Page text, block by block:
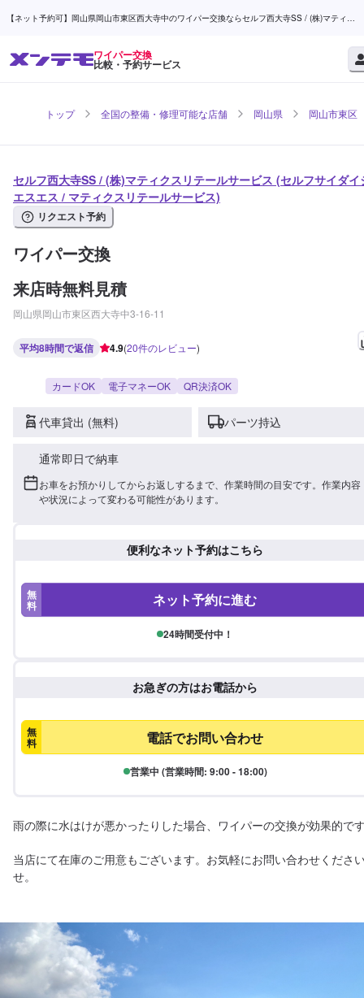
【ネット予約可】岡山県岡山市東区西大寺中のワイパー交換ならセルフ西大寺SS / (株)マティク
ワイパー交換
比較・予約サービス
トップ 全国の整備・修理可能な店舗 岡山県 岡山市東区
セルフ西大寺SS / (株)マティクスリテールサービス (セルフサイダイ
エスエス / マティクスリテールサービス)
リクエスト予約
ワイパー交換
来店時無料見積
岡山県岡山市東区西大寺中3-16-11
平均8時間で返信 4.9(20件のレビュー)
カードOK 電子マネーOK QR決済OK
代車貸出 (無料) パーツ持込
通常即日で納車
お車をお預かりしてからお返しするまで、作業時間の目安です。作業内容
や状況によって変わる可能性があります。
便利なネット予約はこちら
無
料 ネット予約に進む
24時間受付中！
お急ぎの方はお電話から
無
料 電話でお問い合わせ
営業中 (営業時間: 9:00 - 18:00)
雨の際に水はけが悪かったりした場合、ワイパーの交換が効果的で
当店にて在庫のご用意もございます。お気軽にお問い合わせくださ
せ。